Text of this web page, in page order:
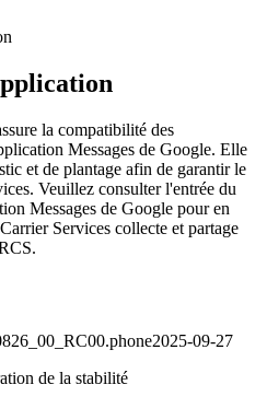
la compatibilité des
Messages de Google. Elle
et de plantage afin de garantir le
Veuillez consulter l'entrée du
Messages de Google pour en
Services collecte et partage
2025-09-27
de la stabilité